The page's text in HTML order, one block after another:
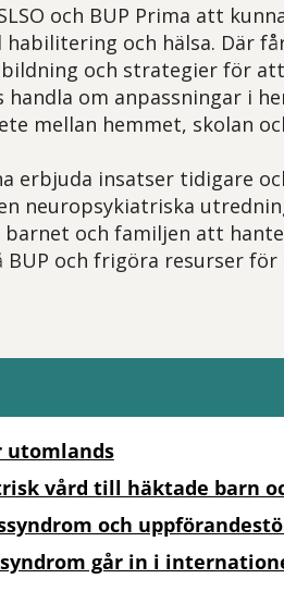
och BUP Prima att
och hälsa. Där
och strategier för
om anpassningar i
mellan hemmet, skolan
erbjuda insatser tidigare
neuropsykiatriska
och familjen att
och frigöra resurser
utomlands
vård till häktade barn
och
går in i